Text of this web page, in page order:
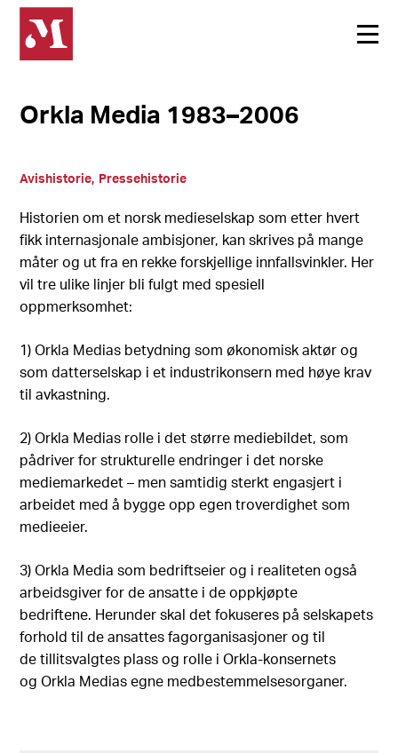
Orkla Media 1983–2006
Avishistorie Pressehistorie
Historien om et norsk medieselskap som etter hvert
fikk internasjonale ambisjoner, kan skrives på mange
måter og ut fra en rekke forskjellige innfallsvinkler. Her
vil tre ulike linjer bli fulgt med spesiell
oppmerksomhet:
1) Orkla Medias betydning som økonomisk aktør og
som datterselskap i et industrikonsern med høye krav
til avkastning.
2) Orkla Medias rolle i det større mediebildet, som
pådriver for strukturelle endringer i det norske
mediemarkedet – men samtidig sterkt engasjert i
arbeidet med å bygge opp egen troverdighet som
medieeier.
3) Orkla Media som bedriftseier og i realiteten også
arbeidsgiver for de ansatte i de oppkjøpte
bedriftene. Herunder skal det fokuseres på selskapets
forhold til de ansattes fagorganisasjoner og til
de tillitsvalgtes plass og rolle i Orkla-konsernets
og Orkla Medias egne medbestemmelsesorganer.